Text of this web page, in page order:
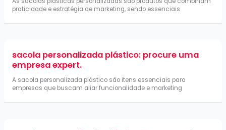
praticidade e estratégia de marketing, sendo essenciais
sacola personalizada plástico: procure uma
empresa expert.
A sacola personalizada plástico são itens essenciais para
empresas que buscam aliar funcionalidade e marketing